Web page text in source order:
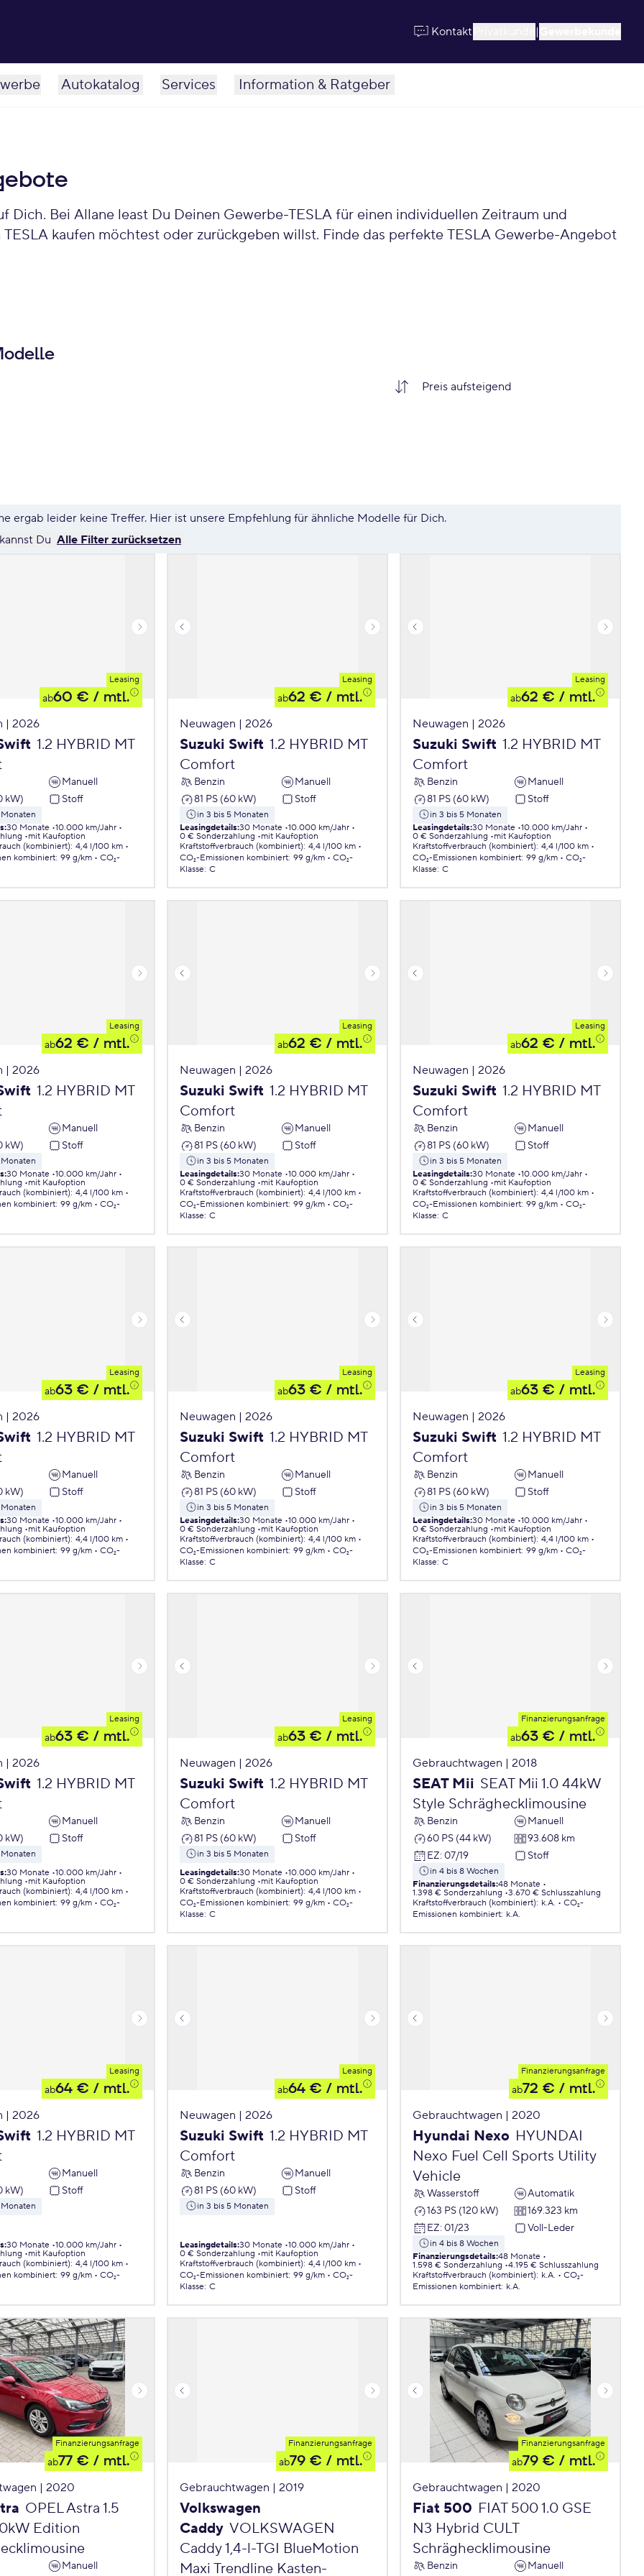
Kontakt |
Autokatalog Services Information & Ratgeber
kaufen möchtest oder zurückgeben willst. Finde das perfekte TESLA Gewerbe-Angebot
ergab leider keine Treffer. Hier ist unsere Empfehlung für ähnliche Modelle für Dich.
Du Alle Filter zurücksetzen
Leasing
ab60 € / mtl.
| 2026
1.2 HYBRID MT
Manuell
kW)
Stoff
:30 Monate 10.000 km/Jahr
mit Kaufoption
(kombiniert): 4,4 l/100 km
kombiniert: 99 g/km
CO₂-
Leasing
ab62 € / mtl.
Neuwagen | 2026
Suzuki Swift 1.2 HYBRID MT
Comfort
Benzin
Manuell
81 PS (60 kW)
Stoff
in 3 bis 5 Monaten
Leasingdetails:30 Monate 10.000 km/Jahr
0 € Sonderzahlung
mit Kaufoption
Kraftstoffverbrauch (kombiniert): 4,4 l/100 km
CO₂-Emissionen kombiniert: 99 g/km
CO₂-
Klasse: C
Leasing
ab62 € / mtl.
Neuwagen | 2026
Suzuki Swift 1.2 HYBRID MT
Comfort
Benzin
Manuell
81 PS (60 kW)
Stoff
in 3 bis 5 Monaten
Leasingdetails:30 Monate 10.000 km/Jahr
0 € Sonderzahlung
mit Kaufoption
Kraftstoffverbrauch (kombiniert): 4,4 l/100 km
CO₂-Emissionen kombiniert: 99 g/km
CO₂-
Klasse: C
Leasing
ab62 € / mtl.
| 2026
1.2 HYBRID MT
Manuell
kW)
Stoff
:30 Monate 10.000 km/Jahr
mit Kaufoption
(kombiniert): 4,4 l/100 km
kombiniert: 99 g/km
CO₂-
Leasing
ab62 € / mtl.
Neuwagen | 2026
Suzuki Swift 1.2 HYBRID MT
Comfort
Benzin
Manuell
81 PS (60 kW)
Stoff
in 3 bis 5 Monaten
Leasingdetails:30 Monate 10.000 km/Jahr
0 € Sonderzahlung
mit Kaufoption
Kraftstoffverbrauch (kombiniert): 4,4 l/100 km
CO₂-Emissionen kombiniert: 99 g/km
CO₂-
Klasse: C
Leasing
ab62 € / mtl.
Neuwagen | 2026
Suzuki Swift 1.2 HYBRID MT
Comfort
Benzin
Manuell
81 PS (60 kW)
Stoff
in 3 bis 5 Monaten
Leasingdetails:30 Monate 10.000 km/Jahr
0 € Sonderzahlung
mit Kaufoption
Kraftstoffverbrauch (kombiniert): 4,4 l/100 km
CO₂-Emissionen kombiniert: 99 g/km
CO₂-
Klasse: C
Leasing
ab63 € / mtl.
| 2026
1.2 HYBRID MT
Manuell
kW)
Stoff
:30 Monate 10.000 km/Jahr
mit Kaufoption
(kombiniert): 4,4 l/100 km
kombiniert: 99 g/km
CO₂-
Leasing
ab63 € / mtl.
Neuwagen | 2026
Suzuki Swift 1.2 HYBRID MT
Comfort
Benzin
Manuell
81 PS (60 kW)
Stoff
in 3 bis 5 Monaten
Leasingdetails:30 Monate 10.000 km/Jahr
0 € Sonderzahlung
mit Kaufoption
Kraftstoffverbrauch (kombiniert): 4,4 l/100 km
CO₂-Emissionen kombiniert: 99 g/km
CO₂-
Klasse: C
Leasing
ab63 € / mtl.
Neuwagen | 2026
Suzuki Swift 1.2 HYBRID MT
Comfort
Benzin
Manuell
81 PS (60 kW)
Stoff
in 3 bis 5 Monaten
Leasingdetails:30 Monate 10.000 km/Jahr
0 € Sonderzahlung
mit Kaufoption
Kraftstoffverbrauch (kombiniert): 4,4 l/100 km
CO₂-Emissionen kombiniert: 99 g/km
CO₂-
Klasse: C
Leasing
ab63 € / mtl.
| 2026
1.2 HYBRID MT
Manuell
kW)
Stoff
:30 Monate 10.000 km/Jahr
mit Kaufoption
(kombiniert): 4,4 l/100 km
kombiniert: 99 g/km
CO₂-
Leasing
ab63 € / mtl.
Neuwagen | 2026
Suzuki Swift 1.2 HYBRID MT
Comfort
Benzin
Manuell
81 PS (60 kW)
Stoff
in 3 bis 5 Monaten
Leasingdetails:30 Monate 10.000 km/Jahr
0 € Sonderzahlung
mit Kaufoption
Kraftstoffverbrauch (kombiniert): 4,4 l/100 km
CO₂-Emissionen kombiniert: 99 g/km
CO₂-
Klasse: C
Finanzierungsanfrage
ab63 € / mtl.
Gebrauchtwagen | 2018
SEAT Mii SEAT Mii 1.0 44kW
Style Schräghecklimousine
Benzin
Manuell
60 PS (44 kW)
93.608 km
EZ: 07/19 Stoff
in 4 bis 8 Wochen
Finanzierungsdetails:48 Monate
1.398 € Sonderzahlung 3.670 € Schlusszahlung
Kraftstoffverbrauch (kombiniert): k.A.
CO₂-
Emissionen kombiniert: k.A.
Leasing
ab64 € / mtl.
| 2026
1.2 HYBRID MT
Manuell
kW)
Stoff
:30 Monate 10.000 km/Jahr
mit Kaufoption
(kombiniert): 4,4 l/100 km
kombiniert: 99 g/km
CO₂-
Leasing
ab64 € / mtl.
Neuwagen | 2026
Suzuki Swift 1.2 HYBRID MT
Comfort
Benzin
Manuell
81 PS (60 kW)
Stoff
in 3 bis 5 Monaten
Leasingdetails:30 Monate 10.000 km/Jahr
0 € Sonderzahlung
mit Kaufoption
Kraftstoffverbrauch (kombiniert): 4,4 l/100 km
CO₂-Emissionen kombiniert: 99 g/km
CO₂-
Klasse: C
Finanzierungsanfrage
ab72 € / mtl.
Gebrauchtwagen | 2020
Hyundai Nexo HYUNDAI
Nexo Fuel Cell Sports Utility
Vehicle
Wasserstoff
Automatik
163 PS (120 kW)
169.323 km
EZ: 01/23 Voll-Leder
in 4 bis 8 Wochen
Finanzierungsdetails:48 Monate
1.598 € Sonderzahlung 4.195 € Schlusszahlung
Kraftstoffverbrauch (kombiniert): k.A.
CO₂-
Emissionen kombiniert: k.A.
Finanzierungsanfrage
ab77 € / mtl.
| 2020
OPEL Astra 1.5
Edition
Manuell
Finanzierungsanfrage
ab79 € / mtl.
Gebrauchtwagen | 2019
Volkswagen
Caddy VOLKSWAGEN
Caddy 1,4-l-TGI BlueMotion
Maxi Trendline Kasten-
Finanzierungsanfrage
ab79 € / mtl.
Gebrauchtwagen | 2020
Fiat 500 FIAT 500 1.0 GSE
N3 Hybrid CULT
Schräghecklimousine
Benzin Manuell